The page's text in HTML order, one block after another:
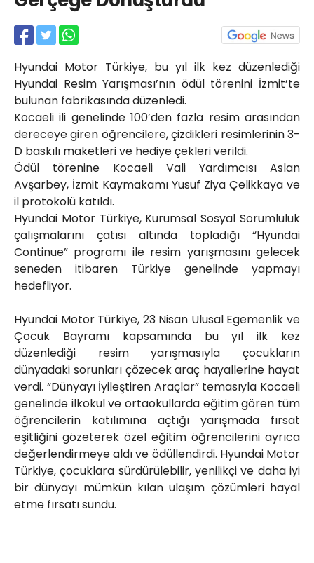
Hyundai Motor Türkiye, bu yıl ilk kez düzenlediği
Hyundai Resim Yarışması’nın ödül törenini İzmit’te
bulunan fabrikasında düzenledi.
Kocaeli ili genelinde 100’den fazla resim arasından
dereceye giren öğrencilere, çizdikleri resimlerinin 3-
D baskılı maketleri ve hediye çekleri verildi.
Ödül törenine Kocaeli Vali Yardımcısı Aslan
Avşarbey, İzmit Kaymakamı Yusuf Ziya Çelikkaya ve
il protokolü katıldı.
Hyundai Motor Türkiye, Kurumsal Sosyal Sorumluluk
çalışmalarını çatısı altında topladığı “Hyundai
Continue” programı ile resim yarışmasını gelecek
seneden itibaren Türkiye genelinde yapmayı
hedefliyor.
Hyundai Motor Türkiye, 23 Nisan Ulusal Egemenlik ve
Çocuk Bayramı kapsamında bu yıl ilk kez
düzenlediği resim yarışmasıyla çocukların
dünyadaki sorunları çözecek araç hayallerine hayat
verdi. “Dünyayı İyileştiren Araçlar” temasıyla Kocaeli
genelinde ilkokul ve ortaokullarda eğitim gören tüm
öğrencilerin katılımına açtığı yarışmada fırsat
eşitliğini gözeterek özel eğitim öğrencilerini ayrıca
değerlendirmeye aldı ve ödüllendirdi. Hyundai Motor
Türkiye, çocuklara sürdürülebilir, yenilikçi ve daha iyi
bir dünyayı mümkün kılan ulaşım çözümleri hayal
etme fırsatı sundu.
Yahya Kaptan Mahallesi
Akkavaklar Caddesi No:17/4 İzmit-
kocaelisokak@gmail.com